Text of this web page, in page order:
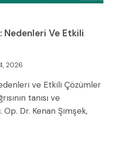
Nedenleri Ve Etkili
2026
ve Etkili Çözümler
tanısı ve
Dr. Kenan Şimşek,